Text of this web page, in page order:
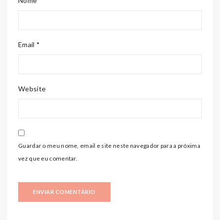
Email *
Website
Guardar o meu nome, email e site neste navegador para a próxima
vez que eu comentar.